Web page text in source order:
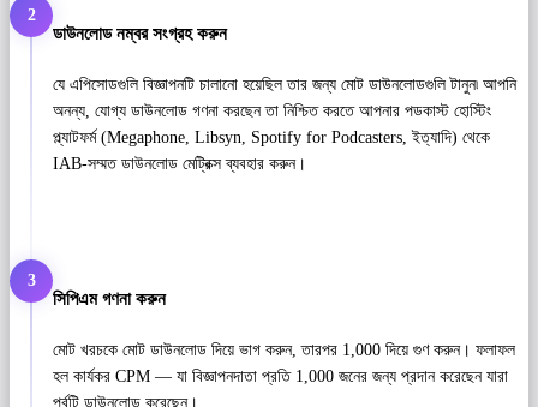
2
ডাউনলোড নম্বর সংগ্রহ করুন
যে এপিসোডগুলি বিজ্ঞাপনটি চালানো হয়েছিল তার জন্য মোট ডাউনলোডগুলি টানুন৷ আপনি
অনন্য, যোগ্য ডাউনলোড গণনা করছেন তা নিশ্চিত করতে আপনার পডকাস্ট হোস্টিং
প্ল্যাটফর্ম (Megaphone, Libsyn, Spotify for Podcasters, ইত্যাদি) থেকে
IAB-সম্মত ডাউনলোড মেট্রিক্স ব্যবহার করুন।
3
সিপিএম গণনা করুন
মোট খরচকে মোট ডাউনলোড দিয়ে ভাগ করুন, তারপর 1,000 দিয়ে গুণ করুন। ফলাফল
হল কার্যকর CPM — যা বিজ্ঞাপনদাতা প্রতি 1,000 জনের জন্য প্রদান করেছেন যারা
পর্বটি ডাউনলোড করেছেন।